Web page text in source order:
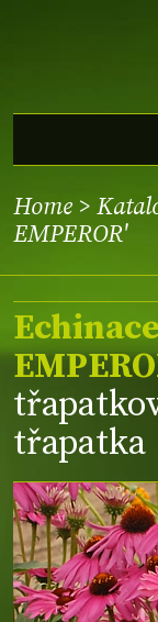
Home >
EMPEROR'
třapatka